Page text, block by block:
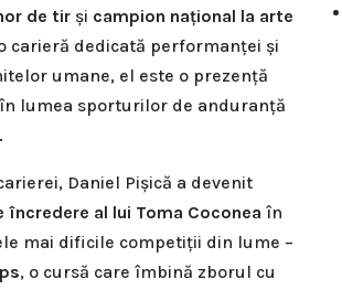
de tirși campion național la arte
carieră dedicată performanței și
umane, el este o prezență
lumea sporturilor de anduranță
Daniel Pișică a devenit
încredere al lui Toma Coconea în
mai dificile competiții din lume –
, o cursă care îmbină zborul cu